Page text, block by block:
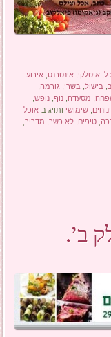
,איטלקי ,אינטרנט ,אירוע
בישול בשרי גורמה
מסעדה ,נוף ,נופש
,שימושי ותויג ב-אוכל
,טיפים ,לא כשר מדריך
ב'.